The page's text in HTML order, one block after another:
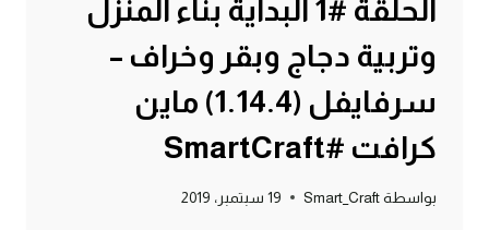
الحلقة #1 البداية بناء المنزل
وتربية دجاج وبقر وخراف –
سرفايفل (1.14.4) ماين
كرافت #SmartCraft
بواسطة Smart_Craft 19 سبتمبر، 2019